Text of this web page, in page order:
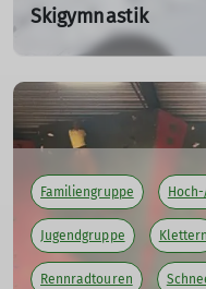
Skigymnastik
Do. 06.11.2025, 19:00
Hallo DAV-ler,
die Skigymnastik
Wir freuen uns auf
mehr erfahren
Familiengruppe
Jugendgruppe Klettern
Rennradtouren